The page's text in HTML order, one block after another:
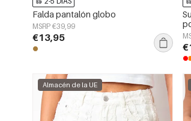
Falda pantalón globo
MSRP €39,99
€13,95
Almacén de la UE